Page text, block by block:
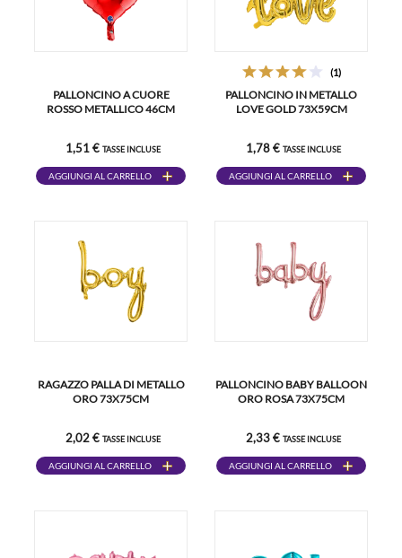
PALLONCINO A CUORE
ROSSO METALLICO 46CM
1,51 € TASSE INCLUSE
AGGIUNGI AL CARRELLO
(1)
PALLONCINO IN METALLO
LOVE GOLD 73X59CM
1,78 € TASSE INCLUSE
AGGIUNGI AL CARRELLO
RAGAZZO PALLA DI METALLO
ORO 73X75CM
2,02 € TASSE INCLUSE
AGGIUNGI AL CARRELLO
PALLONCINO BABY BALLOON
ORO ROSA 73X75CM
2,33 € TASSE INCLUSE
AGGIUNGI AL CARRELLO